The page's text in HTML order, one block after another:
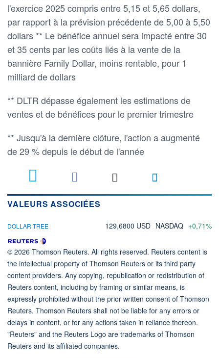
l'exercice 2025 compris entre 5,15 et 5,65 dollars,
par rapport à la prévision précédente de 5,00 à 5,50
dollars ** Le bénéfice annuel sera impacté entre 30
et 35 cents par les coûts liés à la vente de la
bannière Family Dollar, moins rentable, pour 1
milliard de dollars
** DLTR dépasse également les estimations de
ventes et de bénéfices pour le premier trimestre
** Jusqu'à la dernière clôture, l'action a augmenté
de 29 % depuis le début de l'année
VALEURS ASSOCIÉES
DOLLAR TREE 129,6800 USD NASDAQ +0,71%
© 2026 Thomson Reuters. All rights reserved. Reuters content is
the intellectual property of Thomson Reuters or its third party
content providers. Any copying, republication or redistribution of
Reuters content, including by framing or similar means, is
expressly prohibited without the prior written consent of Thomson
Reuters. Thomson Reuters shall not be liable for any errors or
delays in content, or for any actions taken in reliance thereon.
"Reuters" and the Reuters Logo are trademarks of Thomson
Reuters and its affiliated companies.